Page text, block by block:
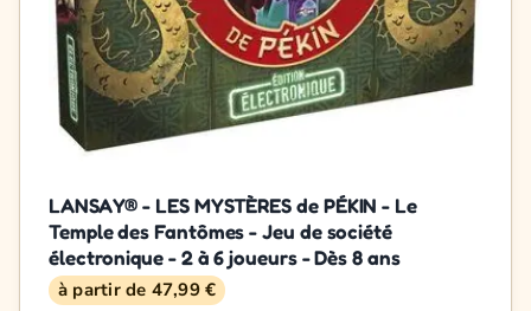
LANSAY® - LES MYSTÈRES de PÉKIN - Le
Temple des Fantômes - Jeu de société
électronique - 2 à 6 joueurs - Dès 8 ans
à partir de 47,99 €